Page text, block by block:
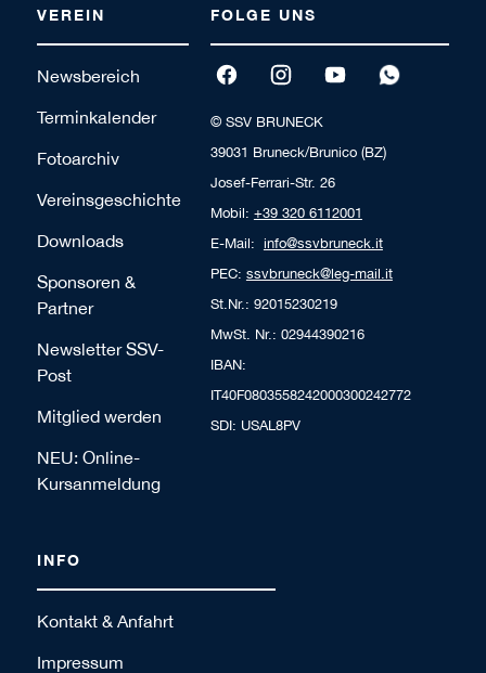
VEREIN
Newsbereich
Terminkalender
Fotoarchiv
Vereinsgeschichte
Downloads
Sponsoren &
Partner
Newsletter SSV-
Post
Mitglied werden
NEU: Online-
Kursanmeldung
FOLGE UNS
© SSV BRUNECK
39031 Bruneck/Brunico (BZ)
Josef-Ferrari-Str. 26
Mobil: +39 320 6112001
E-Mail: info@ssvbruneck.it
PEC: ssvbruneck@leg-mail.it
St.Nr.: 92015230219
MwSt. Nr.: 02944390216
IBAN:
IT40F0803558242000300242772
SDI: USAL8PV
INFO
Kontakt & Anfahrt
Impressum